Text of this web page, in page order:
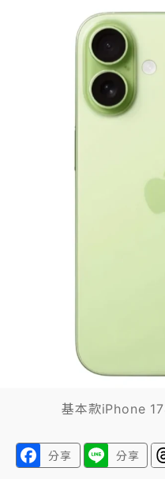
新北高灘地停車場下午4
流掠北海！今明防劇烈降
濟遭詐10億完整始末曝！
柯文哲帶電子手鐶拄
境網購族注意！EZ Way
同學！47歲法律學霸戰桃
基本款iPhone
分享 分享